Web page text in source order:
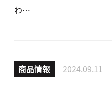
わ…
商品情報 2024.09.11